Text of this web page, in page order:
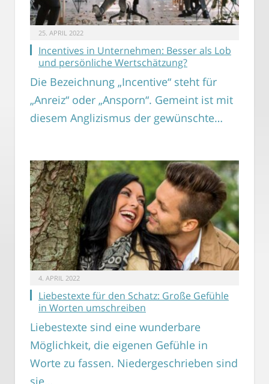
25. APRIL 2022
Incentives in Unternehmen: Besser als Lob
und persönliche Wertschätzung?
Die Bezeichnung „Incentive“ steht für
„Anreiz“ oder „Ansporn“. Gemeint ist mit
diesem Anglizismus der gewünschte…
4. APRIL 2022
Liebestexte für den Schatz: Große Gefühle
in Worten umschreiben
Liebestexte sind eine wunderbare
Möglichkeit, die eigenen Gefühle in
Worte zu fassen. Niedergeschrieben sind